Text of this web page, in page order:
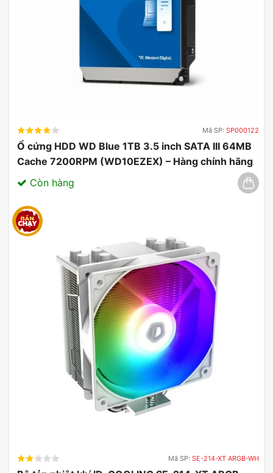
Mã SP: SP000122
Ổ cứng HDD WD Blue 1TB 3.5 inch SATA III 64MB
Cache 7200RPM (WD10EZEX) – Hàng chính hãng
03/2025
Còn hàng
Mã SP: SE-214-XT ARGB-WH